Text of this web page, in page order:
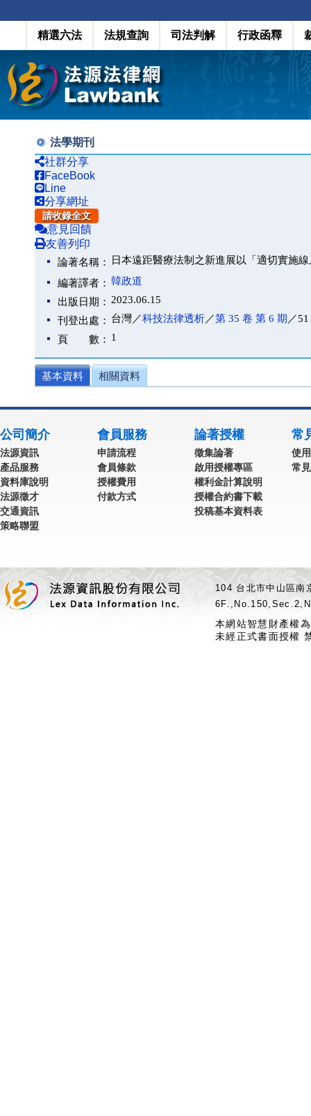
精選六法 法規查詢 司法判解 行政函釋
法學期刊
社群分享
FaceBook
Line
分享網址
請收錄全文
意見回饋
友善列印
論著名稱： 日本遠距醫療法制之新進展以「適切實施
編著譯者： 韓政道
出版日期： 2023.06.15
刊登出處： 台灣／科技法律透析／第 35 卷 第 6 期 ／
頁 數： 1
基本資料 相關資料
公司簡介
法源資訊
產品服務
資料庫說明
法源徵才
交通資訊
策略聯盟
會員服務
申請流程
會員條款
授權費用
付款方式
論著授權
徵集論著
啟用授權專區
權利金計算說明
授權合約書下載
投稿基本資料表
常
使
常
104 台北市中山區
本網站智慧財產權
未經正式書面授權